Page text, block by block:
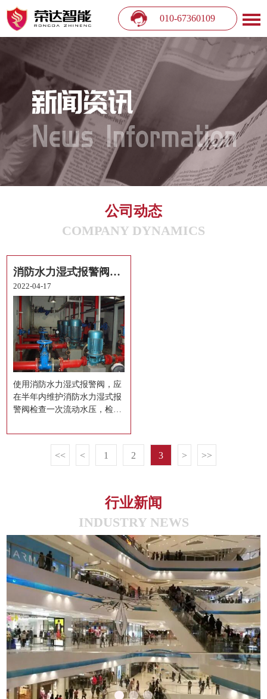
010-67360109
公司动态
COMPANY DYNAMICS
消防水力湿式报警阀的维护作用
2022-04-17
使用消防水力湿式报警阀，应
在半年内维护消防水力湿式报
警阀检查一次流动水压，检查
声响，压力表所显示压力值不
<< < 1 2 3 > >>
行业新闻
INDUSTRY NEWS